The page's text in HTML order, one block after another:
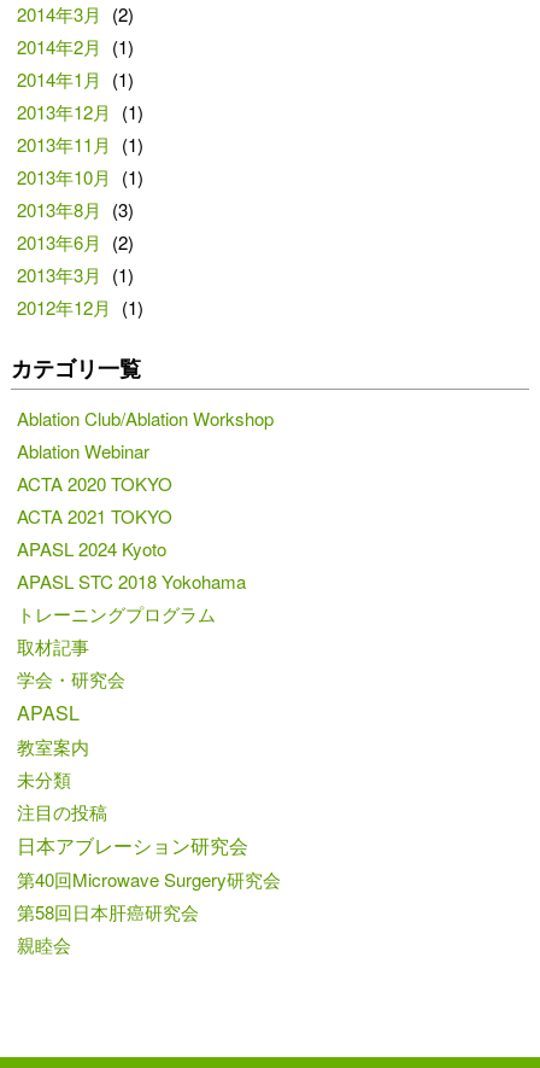
2014年3月
(2)
2014年2月
(1)
2014年1月
(1)
2013年12月
(1)
2013年11月
(1)
2013年10月
(1)
2013年8月
(3)
2013年6月
(2)
2013年3月
(1)
2012年12月
(1)
カテゴリ一覧
Ablation Club/Ablation Workshop
Ablation Webinar
ACTA 2020 TOKYO
ACTA 2021 TOKYO
APASL 2024 Kyoto
APASL STC 2018 Yokohama
トレーニングプログラム
取材記事
学会・研究会
APASL
教室案内
未分類
注目の投稿
日本アブレーション研究会
第40回Microwave Surgery研究会
第58回日本肝癌研究会
親睦会